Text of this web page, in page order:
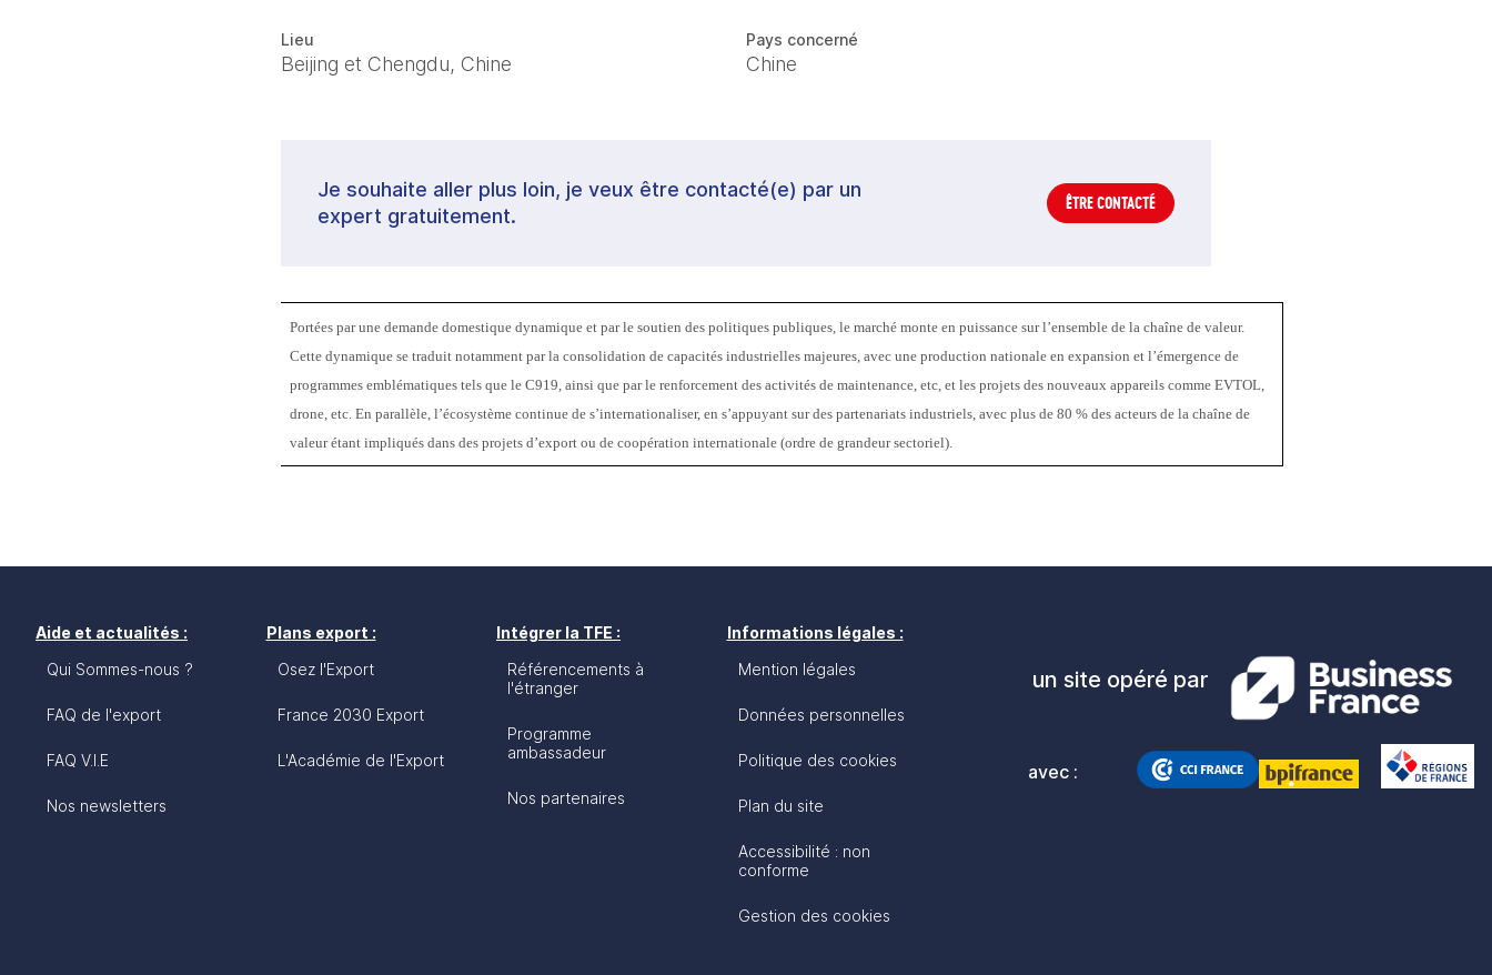
Lieu
Beijing et Chengdu, Chine
Pays concerné
Chine
Je souhaite aller plus loin, je veux être contacté(e) par un
expert gratuitement.
ÊTRE CONTACTÉ
Portées par une demande domestique dynamique et par le soutien des politiques publiques, le marché monte en puissance sur l’ensemble de la chaîne de valeur.
Cette dynamique se traduit notamment par la consolidation de capacités industrielles majeures, avec une production nationale en expansion et l’émergence de
programmes emblématiques tels que le C919, ainsi que par le renforcement des activités de maintenance, etc, et les projets des nouveaux appareils comme EVTOL,
drone, etc. En parallèle, l’écosystème continue de s’internationaliser, en s’appuyant sur des partenariats industriels, avec plus de 80 % des acteurs de la chaîne de
valeur étant impliqués dans des projets d’export ou de coopération internationale (ordre de grandeur sectoriel).
Aide et actualités :
Qui Sommes-nous ?
FAQ de l'export
FAQ V.I.E
Nos newsletters
Plans export :
Osez l'Export
France 2030 Export
L'Académie de l'Export
Intégrer la TFE :
Référencements à
l'étranger
Programme
ambassadeur
Nos partenaires
Informations légales :
Mention légales
Données personnelles
Politique des cookies
Plan du site
Accessibilité : non
conforme
Gestion des cookies
un site opéré par
avec :